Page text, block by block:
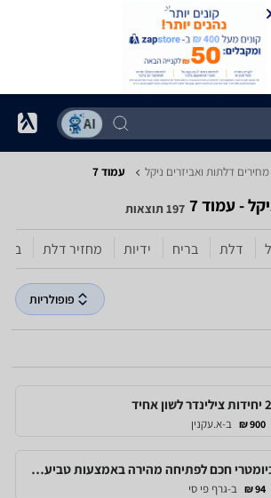
דלתות ואביזרים ‏ניקל עמוד 7
- עמוד 7 197 תוצאות
דלת בריח ידיות מחזיר דלת
פופולריות
900 ₪ ב-א.עקנין
מנעול ביומטרי חכם לפתיחה מהירה באמצעות טביעת אצבע, לשימוש של עד 10 משתמשים
94 ₪ ב-גרף פי סי